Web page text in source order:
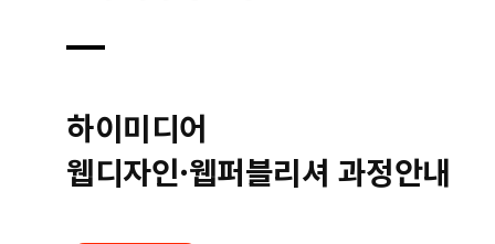
하이미디어
웹디자인·웹퍼블리셔 과정안내